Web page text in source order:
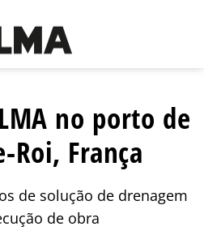
no porto de
Roi, França
de solução de drenagem
de obra